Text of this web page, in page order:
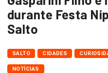
durante Festa
Salto
SALTO CIDADES
NOTÍCIAS